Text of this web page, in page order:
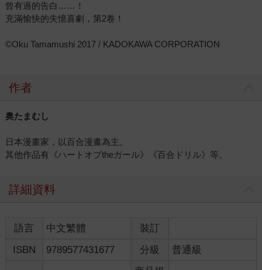
曾有過的告白……！
充滿愉快的失憶喜劇，第2卷！
©Oku Tamamushi 2017 / KADOKAWA CORPORATION
作者
奥たまむし
日本漫畫家，以百合漫畫為主。
其他作品有《ハートオブtheガール》《百合ドリル》等。
詳細資料
語言 中文繁體
裝訂
ISBN
9789577431677 分級 普通級